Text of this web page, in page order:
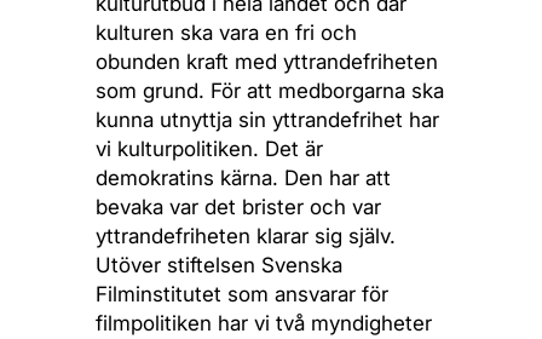
kulturen ska vara en fri och
obunden kraft med yttrandefriheten
som grund. För att medborgarna ska
kunna utnyttja sin yttrandefrihet har
vi kulturpolitiken. Det är
demokratins kärna. Den har att
bevaka var det brister och var
yttrandefriheten klarar sig själv.
Utöver stiftelsen Svenska
Filminstitutet som ansvarar för
filmpolitiken har vi två myndigheter